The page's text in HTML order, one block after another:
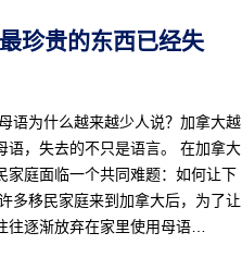
珍贵的东西已经失
语为什么越来越少人说？加拿大越
语，失去的不只是语言。 在加拿大
家庭面临一个共同难题：如何让下
多移民家庭来到加拿大后，为了让
往逐渐放弃在家里使用母语…